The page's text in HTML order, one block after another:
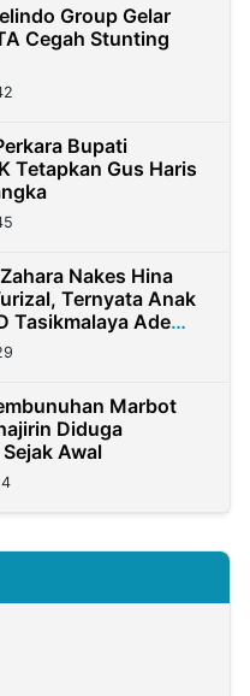
Group Gelar
Cegah Stunting
Bupati
Tetapkan Gus Haris
Nakes Hina
Ternyata Anak
Tasikmalaya Ade
Marbot
Diduga
Awal